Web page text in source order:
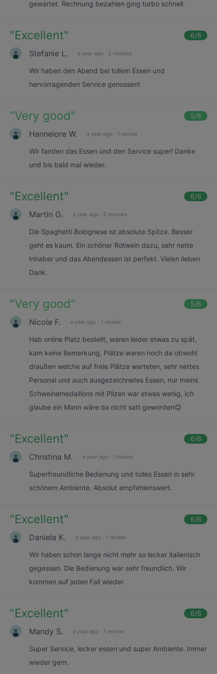
gewartet. Rechnung bezahlen ging turbo schnell.
"Excellent" 6/6
Stefanie L. a year ago · 2 reviews
Wir haben den Abend bei tollem Essen und
hervorragenden Service genossen!
"Very good" 5/6
Hannelore W. a year ago · 1 review
Wir fanden das Essen und den Service super! Danke
und bis bald mal wieder.
"Excellent" 6/6
Martin G. a year ago · 2 reviews
Die Spaghetti Bolognese ist absolute Spitze. Besser
geht es kaum. Ein schöner Rotwein dazu, sehr nette
Inhaber und das Abendessen ist perfekt. Vielen lieben
Dank.
"Very good" 5/6
Nicole F. a year ago · 1 review
Hab online Platz bestellt, waren leider etwas zu spät,
kam keine Bemerkung, Plätze waren noch da obwohl
draußen welche auf freie Plätze warteten, sehr nettes
Personal und auch ausgezeichnetes Essen, nur meins
Schweinemedaillons mit Pilzen war etwas wenig, ich
glaube ein Mann wäre da nicht satt geworden😊
"Excellent" 6/6
Christina M. a year ago · 1 review
Superfreundliche Bedienung und tolles Essen in sehr
schönem Ambiente. Absolut empfehlenswert.
"Excellent" 6/6
Daniela K. a year ago · 1 review
Wir haben schon lange nicht mehr so lecker italienisch
gegessen. Die Bedienung war sehr freundlich. Wir
kommen auf jeden Fall wieder.
"Excellent" 6/6
Mandy S. a year ago · 1 review
Super Service, lecker essen und super Ambiente. Immer
wieder gern.